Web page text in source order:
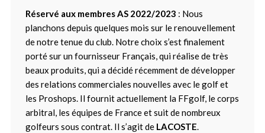
Réservé aux membres AS 2022/2023 : Nous
planchons depuis quelques mois sur le renouvellement
de notre tenue du club. Notre choix s’est finalement
porté sur un fournisseur Français, qui réalise de très
beaux produits, qui a décidé récemment de développer
des relations commerciales nouvelles avec le golf et
les Proshops. Il fournit actuellement la FFgolf, le corps
arbitral, les équipes de France et suit de nombreux
golfeurs sous contrat. Il s’agit de LACOSTE.